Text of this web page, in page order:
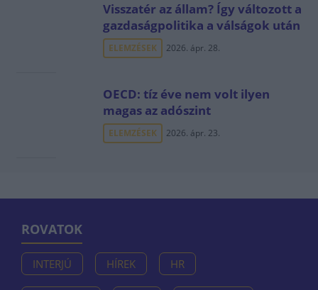
Visszatér az állam? Így változott a
gazdaságpolitika a válságok után
ELEMZÉSEK 2026. ápr. 28.
OECD: tíz éve nem volt ilyen
magas az adószint
ELEMZÉSEK 2026. ápr. 23.
ROVATOK
INTERJÚ HÍREK HR